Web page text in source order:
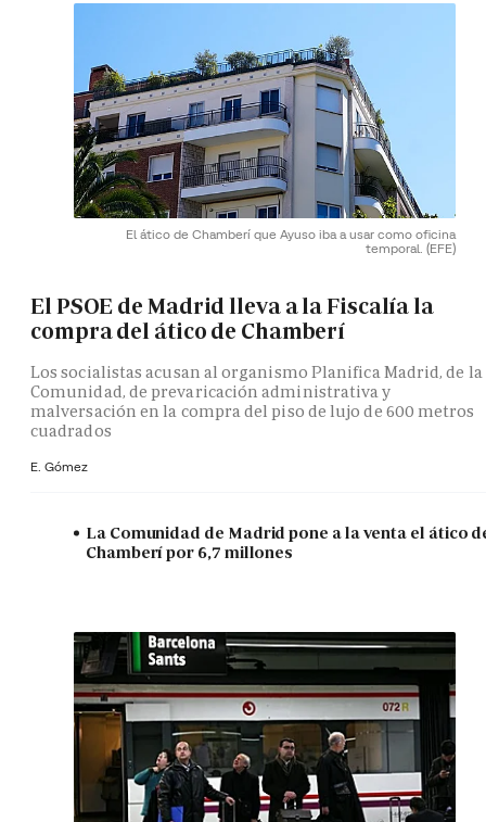
El ático de Chamberí que Ayuso iba a usar como oficina
temporal. (EFE)
El PSOE de Madrid lleva a la Fiscalía la
compra del ático de Chamberí
Los socialistas acusan al organismo Planifica Madrid, de la
Comunidad, de prevaricación administrativa y
malversación en la compra del piso de lujo de 600 metros
cuadrados
E. Gómez
La Comunidad de Madrid pone a la venta el ático
Chamberí por 6,7 millones